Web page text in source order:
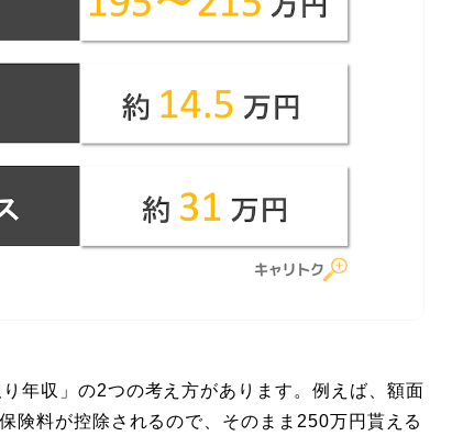
年収」の2つの考え方があります。例えば、額面
険料が控除されるので、そのまま250万円貰える